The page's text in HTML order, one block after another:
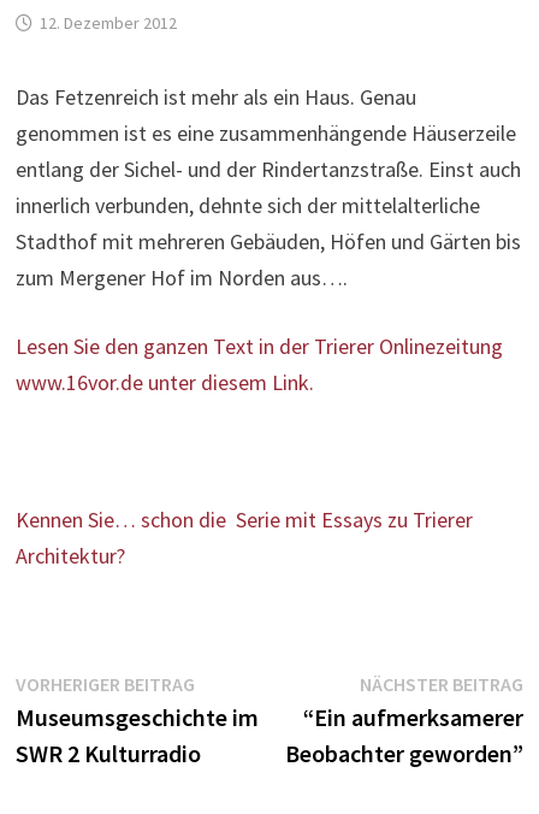
12. Dezember 2012
Das Fetzenreich ist mehr als ein Haus. Genau
genommen ist es eine zusammenhängende Häuserzeile
entlang der Sichel- und der Rindertanzstraße. Einst auch
innerlich verbunden, dehnte sich der mittelalterliche
Stadthof mit mehreren Gebäuden, Höfen und Gärten bis
zum Mergener Hof im Norden aus….
Lesen Sie den ganzen Text in der Trierer Onlinezeitung
www.16vor.de unter diesem Link.
Kennen Sie… schon die Serie mit Essays zu Trierer
Architektur?
Beitragsnavigation
VORHERIGER BEITRAGVorheriger
Beitrag:
Museumsgeschichte im
SWR 2 Kulturradio
NÄCHSTER BEITRAG
“Ein aufmerksamerer
Beobachter geworden”